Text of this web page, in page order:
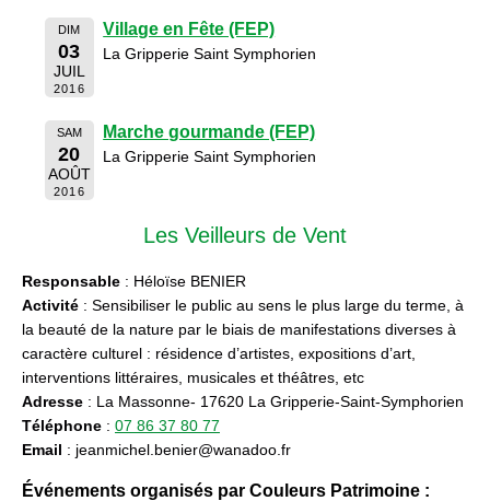
DIM
03
JUIL
2016
Village en Fête (FEP)
La Gripperie Saint Symphorien
SAM
20
AOÛT
2016
Marche gourmande (FEP)
La Gripperie Saint Symphorien
Les Veilleurs de Vent
Responsable : Héloïse BENIER
Activité : Sensibiliser le public au sens le plus large du terme, à
la beauté de la nature par le biais de manifestations diverses à
caractère culturel : résidence d’artistes, expositions d’art,
interventions littéraires, musicales et théâtres, etc
Adresse : La Massonne- 17620 La Gripperie-Saint-Symphorien
Téléphone : 07 86 37 80 77
Email : jeanmichel.benier@wanadoo.fr
Événements organisés par Couleurs Patrimoine :